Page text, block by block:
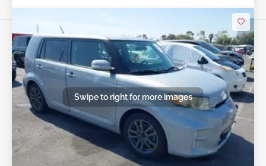
Swipe to right for more images